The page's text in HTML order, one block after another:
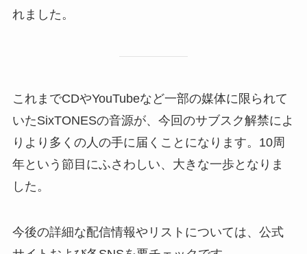
れました。
これまでCDやYouTubeなど一部の媒体に限られて
いたSixTONESの音源が、今回のサブスク解禁によ
りより多くの人の手に届くことになります。10周
年という節目にふさわしい、大きな一歩となりま
した。
今後の詳細な配信情報やリストについては、公式